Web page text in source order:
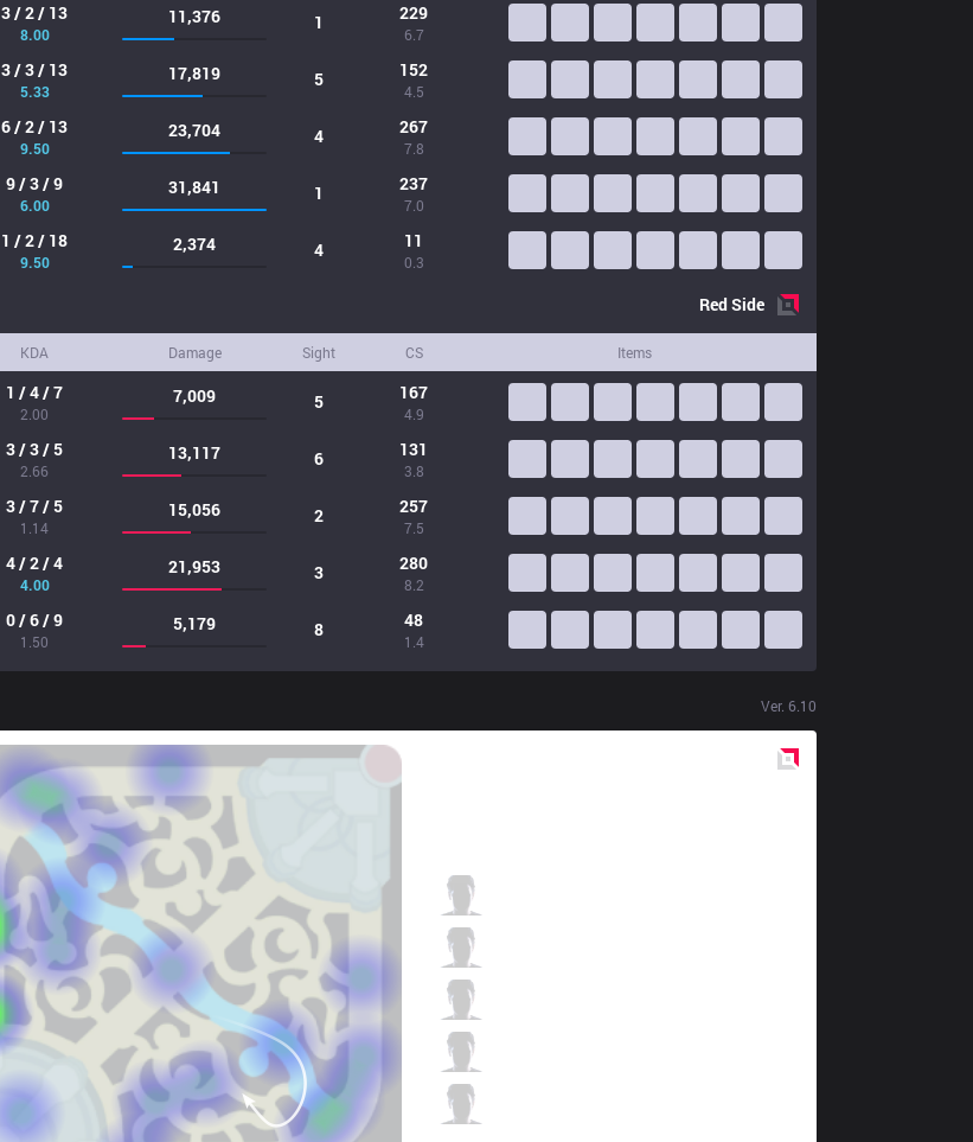
3 / 2 / 13
8.00
11,376 1 229
6.7
3 / 3 / 13
5.33
17,819 5 152
4.5
6 / 2 / 13
9.50
23,704 4 267
7.8
9 / 3 / 9
6.00
31,841 1 237
7.0
1 / 2 / 18
9.50
2,374 4 11
0.3
RedSide
KDA Damage Sight CS Items
1 / 4 / 7
2.00
7,009 5 167
4.9
3 / 3 / 5
2.66
13,117 6 131
3.8
3 / 7 / 5
1.14
15,056 2 257
7.5
4 / 2 / 4
4.00
21,953 3 280
8.2
0 / 6 / 9
1.50
5,179 8 48
1.4
Ver. 6.10